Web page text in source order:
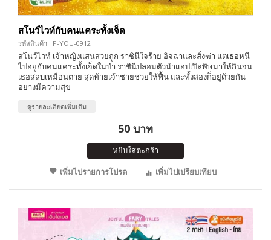
สโนว์ไวท์กับคนแคระทั้งเจ็ด
รหัสสินค้า : P-YOU-0912
สโนว์ไวท์ เจ้าหญิงแสนสวยถูก ราชินีใจร้าย อิจฉาและสั่งฆ่า แต่เธอหนี
ไปอยู่กับคนแคระทั้งเจ็ดในป่า ราชินีปลอมตัวนำแอปเปิลพิษมาให้กินจน
เธอสลบเหมือนตาย สุดท้ายเจ้าชายช่วยให้ฟื้น และทั้งสองก็อยู่ด้วยกัน
อย่างมีความสุข
ดูรายละเอียดเพิ่มเติม
50 บาท
หยิบใส่ตะกร้า
เพิ่มไปรายการโปรด
เพิ่มไปเปรียบเทียบ